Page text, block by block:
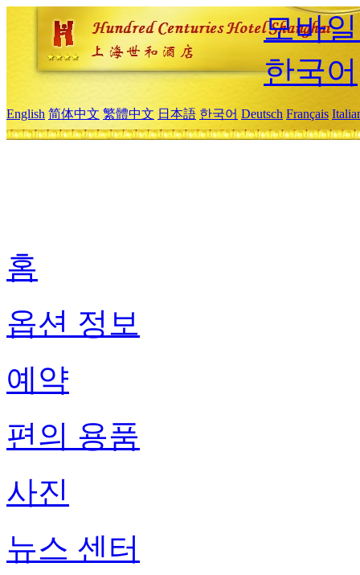
모바
한국어
English 简体中文 繁體中文 日本語 한국어 Deutsch Français
홈
옵션 정보
예약
편의 용품
사진
뉴스 센터